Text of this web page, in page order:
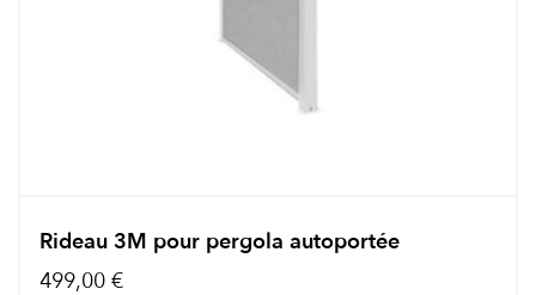
Rideau 3M pour pergola autoportée
499,00 €